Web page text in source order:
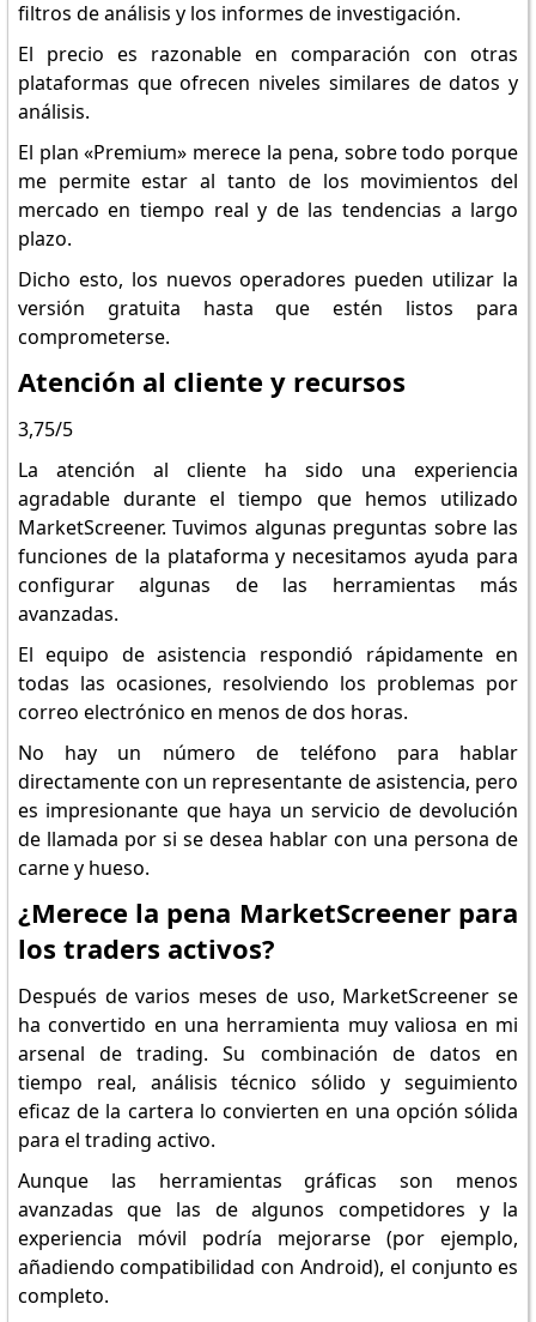
filtros de análisis y los informes de investigación.
El precio es razonable en comparación con otras
plataformas que ofrecen niveles similares de datos y
análisis.
El plan «Premium» merece la pena, sobre todo porque
me permite estar al tanto de los movimientos del
mercado en tiempo real y de las tendencias a largo
plazo.
Dicho esto, los nuevos operadores pueden utilizar la
versión gratuita hasta que estén listos para
comprometerse.
Atención al cliente y recursos
3,75/5
La atención al cliente ha sido una experiencia
agradable durante el tiempo que hemos utilizado
MarketScreener. Tuvimos algunas preguntas sobre las
funciones de la plataforma y necesitamos ayuda para
configurar algunas de las herramientas más
avanzadas.
El equipo de asistencia respondió rápidamente en
todas las ocasiones, resolviendo los problemas por
correo electrónico en menos de dos horas.
No hay un número de teléfono para hablar
directamente con un representante de asistencia, pero
es impresionante que haya un servicio de devolución
de llamada por si se desea hablar con una persona de
carne y hueso.
¿Merece la pena MarketScreener para
los traders activos?
Después de varios meses de uso, MarketScreener se
ha convertido en una herramienta muy valiosa en mi
arsenal de trading. Su combinación de datos en
tiempo real, análisis técnico sólido y seguimiento
eficaz de la cartera lo convierten en una opción sólida
para el trading activo.
Aunque las herramientas gráficas son menos
avanzadas que las de algunos competidores y la
experiencia móvil podría mejorarse (por ejemplo,
añadiendo compatibilidad con Android), el conjunto es
completo.